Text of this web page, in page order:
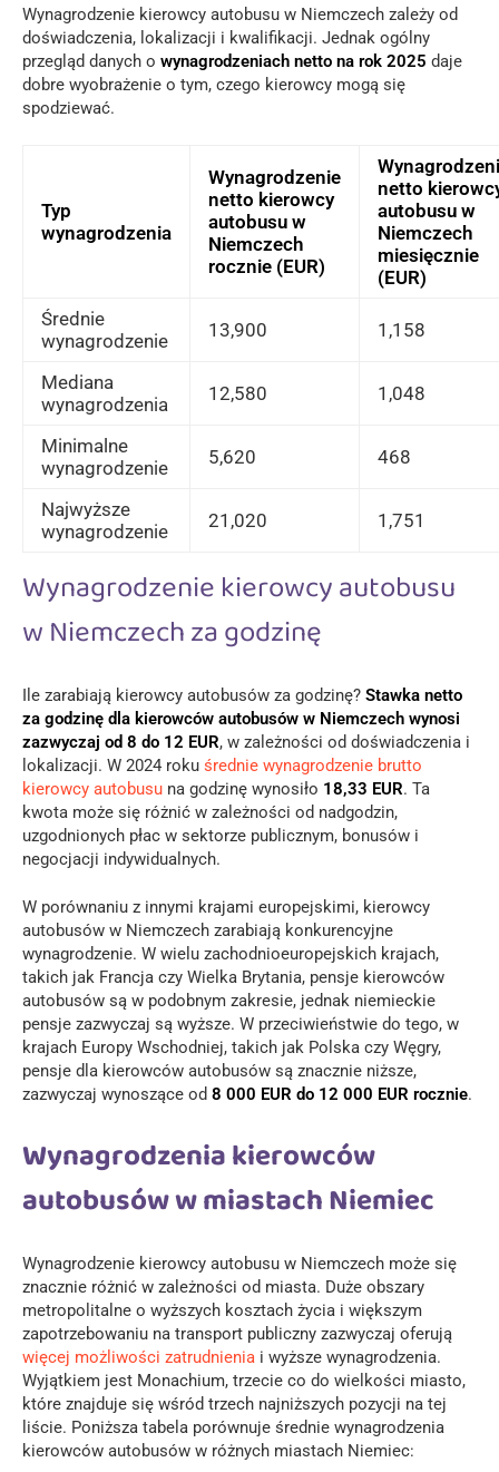
Wynagrodzenie kierowcy autobusu w Niemczech zależy od
doświadczenia, lokalizacji i kwalifikacji. Jednak ogólny
przegląd danych o wynagrodzeniach netto na rok 2025 daje
dobre wyobrażenie o tym, czego kierowcy mogą się
spodziewać.
Typ
wynagrodzenia
Wynagrodzenie
netto kierowcy
autobusu w
Niemczech
rocznie (EUR)
netto
autobusu w
Niemczech
miesięcznie
(EUR)
Średnie
wynagrodzenie
13,900 1,158
Mediana
wynagrodzenia
12,580 1,048
Minimalne
wynagrodzenie
5,620 468
Najwyższe
wynagrodzenie
21,020 1,751
Wynagrodzenie kierowcy autobusu
w Niemczech za godzinę
Ile zarabiają kierowcy autobusów za godzinę? Stawka netto
za godzinę dla kierowców autobusów w Niemczech wynosi
zazwyczaj od 8 do 12 EUR, w zależności od doświadczenia i
lokalizacji. W 2024 roku średnie wynagrodzenie brutto
kierowcy autobusu na godzinę wynosiło 18,33 EUR. Ta
kwota może się różnić w zależności od nadgodzin,
uzgodnionych płac w sektorze publicznym, bonusów i
negocjacji indywidualnych.
W porównaniu z innymi krajami europejskimi, kierowcy
autobusów w Niemczech zarabiają konkurencyjne
wynagrodzenie. W wielu zachodnioeuropejskich krajach,
takich jak Francja czy Wielka Brytania, pensje kierowców
autobusów są w podobnym zakresie, jednak niemieckie
pensje zazwyczaj są wyższe. W przeciwieństwie do tego, w
krajach Europy Wschodniej, takich jak Polska czy Węgry,
pensje dla kierowców autobusów są znacznie niższe,
zazwyczaj wynoszące od 8 000 EUR do 12 000 EUR rocznie.
Wynagrodzenia kierowców
autobusów w miastach Niemiec
Wynagrodzenie kierowcy autobusu w Niemczech może się
znacznie różnić w zależności od miasta. Duże obszary
metropolitalne o wyższych kosztach życia i większym
zapotrzebowaniu na transport publiczny zazwyczaj oferują
więcej możliwości zatrudnienia i wyższe wynagrodzenia.
Wyjątkiem jest Monachium, trzecie co do wielkości miasto,
które znajduje się wśród trzech najniższych pozycji na tej
liście. Poniższa tabela porównuje średnie wynagrodzenia
kierowców autobusów w różnych miastach Niemiec: